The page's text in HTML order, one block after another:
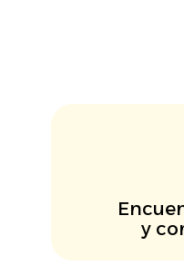
y